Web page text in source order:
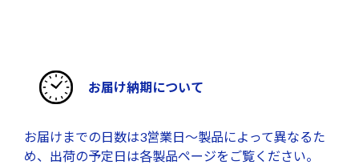
お届け納期について
お届けまでの日数は3営業日～製品によって異なるた
め、出荷の予定日は各製品ページをご覧ください。